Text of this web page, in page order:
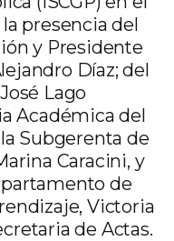
presencia del
y Presidente
Díaz; del
Lago
Académica del
la Subgerenta de
Caracini, y
de
Victoria
de Actas.